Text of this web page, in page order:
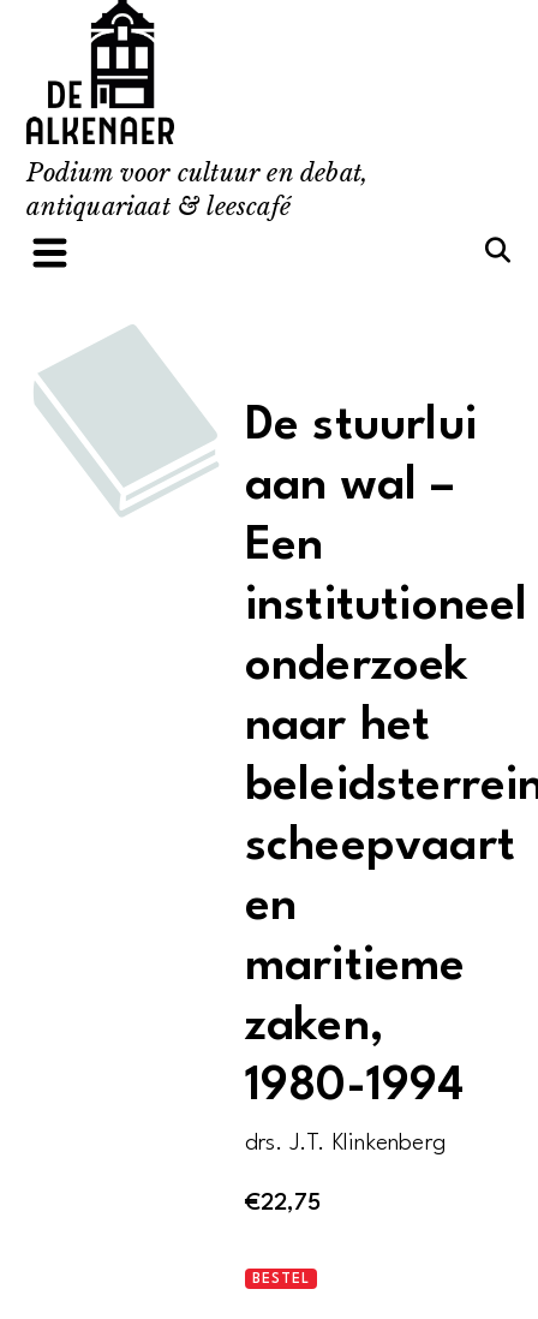
content
Podium voor cultuur en debat,
antiquariaat & leescafé
De stuurlui
aan wal –
Een
institutioneel
onderzoek
naar het
scheepvaart
en
maritieme
zaken,
1980-1994
drs. J.T. Klinkenberg
€22,75
De
BESTEL